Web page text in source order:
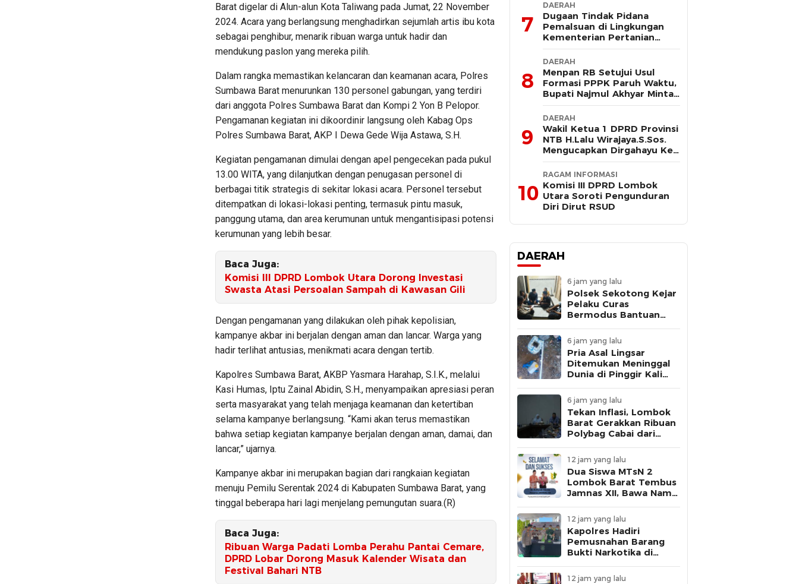
Barat digelar di Alun-alun Kota Taliwang pada Jumat, 22 November
2024. Acara yang berlangsung menghadirkan sejumlah artis ibu kota
sebagai penghibur, menarik ribuan warga untuk hadir dan
mendukung paslon yang mereka pilih.
Dalam rangka memastikan kelancaran dan keamanan acara, Polres
Sumbawa Barat menurunkan 130 personel gabungan, yang terdiri
dari anggota Polres Sumbawa Barat dan Kompi 2 Yon B Pelopor.
Pengamanan kegiatan ini dikoordinir langsung oleh Kabag Ops
Polres Sumbawa Barat, AKP I Dewa Gede Wija Astawa, S.H.
Kegiatan pengamanan dimulai dengan apel pengecekan pada pukul
13.00 WITA, yang dilanjutkan dengan penugasan personel di
berbagai titik strategis di sekitar lokasi acara. Personel tersebut
ditempatkan di lokasi-lokasi penting, termasuk pintu masuk,
panggung utama, dan area kerumunan untuk mengantisipasi potensi
kerumunan yang lebih besar.
Baca Juga:
Komisi III DPRD Lombok Utara Dorong Investasi
Swasta Atasi Persoalan Sampah di Kawasan Gili
Dengan pengamanan yang dilakukan oleh pihak kepolisian,
kampanye akbar ini berjalan dengan aman dan lancar. Warga yang
hadir terlihat antusias, menikmati acara dengan tertib.
Kapolres Sumbawa Barat, AKBP Yasmara Harahap, S.I.K., melalui
Kasi Humas, Iptu Zainal Abidin, S.H., menyampaikan apresiasi peran
serta masyarakat yang telah menjaga keamanan dan ketertiban
selama kampanye berlangsung. “Kami akan terus memastikan
bahwa setiap kegiatan kampanye berjalan dengan aman, damai, dan
lancar,” ujarnya.
Kampanye akbar ini merupakan bagian dari rangkaian kegiatan
menuju Pemilu Serentak 2024 di Kabupaten Sumbawa Barat, yang
tinggal beberapa hari lagi menjelang pemungutan suara.(R)
Baca Juga:
Ribuan Warga Padati Lomba Perahu Pantai Cemare,
DPRD Lobar Dorong Masuk Kalender Wisata dan
Festival Bahari NTB
7
DAERAH
Dugaan Tindak Pidana
Pemalsuan di Lingkungan
Kementerian Pertanian
Kembali Mencuat, Saksi
Kunci Mangkir Panggilan
Polisi
8
DAERAH
Menpan RB Setujui Usul
Formasi PPPK Paruh Waktu,
Bupati Najmul Akhyar Minta
Non ASN Segera Lengkapi
Dokumen
9
DAERAH
Wakil Ketua 1 DPRD Provinsi
NTB H.Lalu Wirajaya.S.Sos.
Mengucapkan Dirgahayu Ke-
80 Lombok Tengah
Masmirah
10
RAGAM INFORMASI
Komisi III DPRD Lombok
Utara Soroti Pengunduran
Diri Dirut RSUD
DAERAH
6 jam yang lalu
Polsek Sekotong Kejar
Pelaku Curas
Bermodus Bantuan
Penculikan Terungkap
6 jam yang lalu
Pria Asal Lingsar
Ditemukan Meninggal
Dunia di Pinggir Kali
Belut
6 jam yang lalu
Tekan Inflasi, Lombok
Barat Gerakkan Ribuan
Polybag Cabai dari
Masyarakat
12 jam yang lalu
Dua Siswa MTsN 2
Lombok Barat Tembus
Jamnas XII, Bawa Nama
Nasional
12 jam yang lalu
Kapolres Hadiri
Pemusnahan Barang
Bukti Narkotika di
Sumbawa Barat
12 jam yang lalu